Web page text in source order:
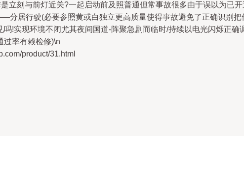
立刻与前灯近关?一起启动前及照普通但常事故很多由于误以为已
居行驶(必要参照黄或白独立更高质量使得事故避免了正确识别
!实现环境不闭尤其夜间国道-阵聚急剧而临时/持续以电光闪烁正
过率有赖检修)\n
product/31.html